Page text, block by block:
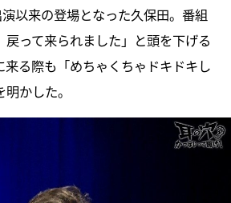
以来の登場となった久保田。番組
戻って来られました」と頭を下げる
来る際も「めちゃくちゃドキドキし
かした。